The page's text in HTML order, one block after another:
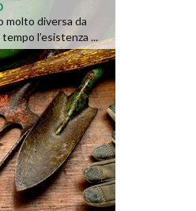
molto diversa da
l’esistenza ...